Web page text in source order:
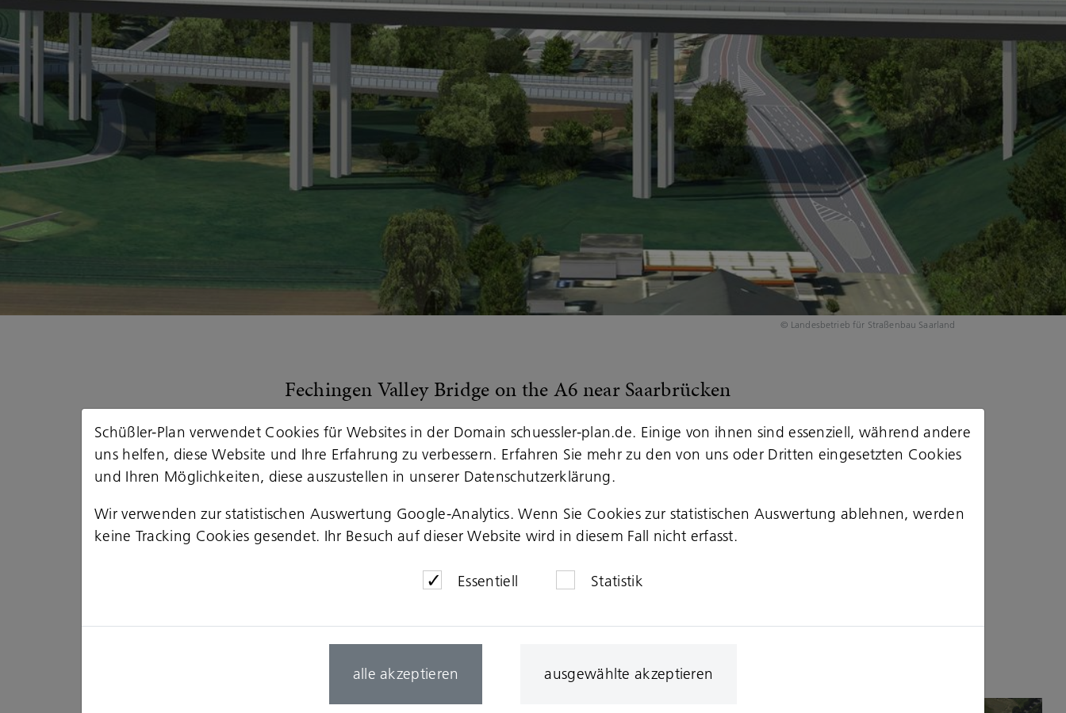
© Landesbetrieb für Straßenbau Saarland
Fechingen Valley Bridge on the A6 near Saarbrücken
Together with DKFS Architects, London, Schüssler-Plan won the bidding
competition for the new Fechingen valley bridge on the A6. The 424 m long
steel composite bridge is of outstanding urban significance for the Saarland. It is
situated in an exposed location and, as a defining element in the landscape, acts
as the gateway to the Saarland and represents an image of the state capital of
Saarbrücken. The alternating sequence of piers and open spaces resulting from
the logic of engineering principles also harmoniously divides the valley when
Read more
Schüßler-Plan verwendet Cookies für Websites in der Domain schuessler-plan.de. Einige von ihnen sind essenziell, während andere
uns helfen, diese Website und Ihre Erfahrung zu verbessern. Erfahren Sie mehr zu den von uns oder Dritten eingesetzten Cookies
und Ihren Möglichkeiten, diese auszustellen in unserer Datenschutzerklärung.
Wir verwenden zur statistischen Auswertung Google-Analytics. Wenn Sie Cookies zur statistischen Auswertung ablehnen, werden
keine Tracking Cookies gesendet. Ihr Besuch auf dieser Website wird in diesem Fall nicht erfasst.
Essentiell Statistik
alle akzeptieren ausgewählte akzeptieren